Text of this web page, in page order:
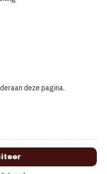
deze pagina.